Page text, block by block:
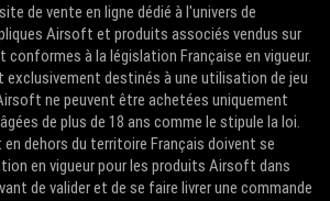
de vente en ligne dédié à l'univers de
Airsoft et produits associés vendus sur
à la législation Française en vigueur.
destinés à une utilisation de jeu
ne peuvent être achetées uniquement
de plus de 18 ans comme le stipule la loi.
dehors du territoire Français doivent se
en vigueur pour les produits Airsoft dans
de valider et de se faire livrer une commande